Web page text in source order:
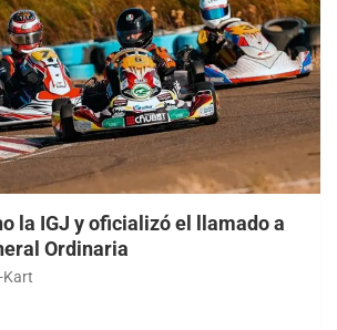
la IGJ y oficializó el llamado a
Ordinaria
Kart